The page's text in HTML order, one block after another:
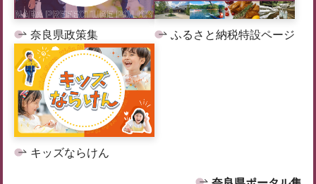
奈良県政策集 ふるさと納税特設ページ
キッズならけん